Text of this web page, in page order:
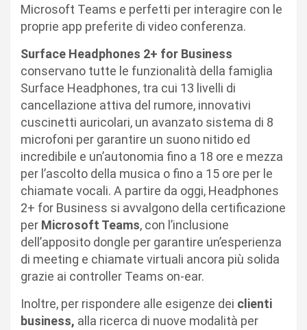
Microsoft Teams e perfetti per interagire con le
proprie app preferite di video conferenza.
Surface Headphones 2+ for Business
conservano tutte le funzionalità della famiglia
Surface Headphones, tra cui 13 livelli di
cancellazione attiva del rumore, innovativi
cuscinetti auricolari, un avanzato sistema di 8
microfoni per garantire un suono nitido ed
incredibile e un’autonomia fino a 18 ore e mezza
per l’ascolto della musica o fino a 15 ore per le
chiamate vocali. A partire da oggi, Headphones
2+ for Business si avvalgono della certificazione
per Microsoft Teams, con l’inclusione
dell’apposito dongle per garantire un’esperienza
di meeting e chiamate virtuali ancora più solida
grazie ai controller Teams on-ear.
Inoltre, per rispondere alle esigenze dei clienti
business, alla ricerca di nuove modalità per